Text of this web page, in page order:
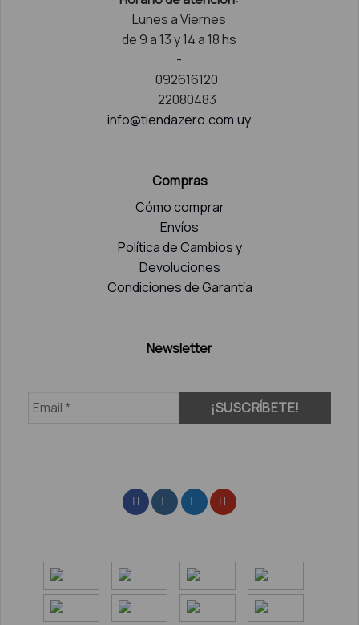
Lunes a Viernes
de 9 a 13 y 14 a 18 hs
-
092616120
22080483
info@tiendazero.com.uy
Compras
Cómo comprar
Envíos
Política de Cambios y
Devoluciones
Condiciones de Garantía
Newsletter